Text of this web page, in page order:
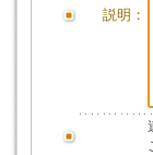
説明：